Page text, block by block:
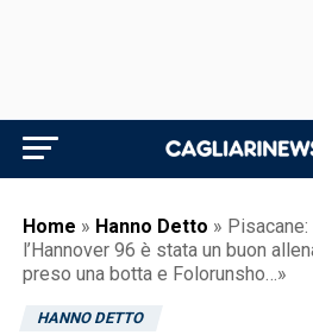
Home » Hanno Detto »
l’Hannover 96 è stata un buon
preso una botta e Folorunsho…»
HANNO DETTO